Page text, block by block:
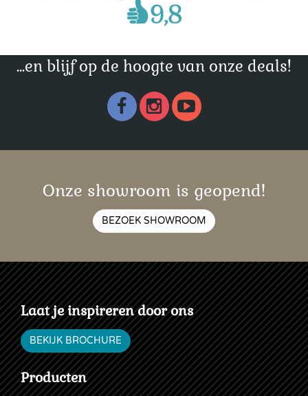
...en blijf op de hoogte van onze deals!
Onze showroom is geopend!
BEZOEK SHOWROOM
Laat je inspireren door ons
BEKIJK BROCHURE
Producten